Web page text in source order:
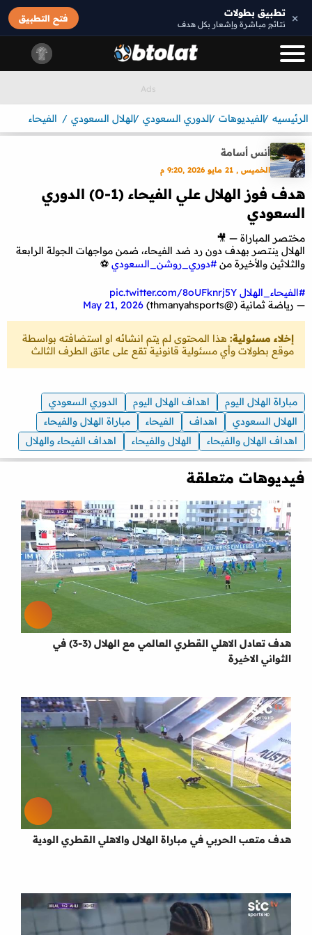
× تطبيق بطولات
نتائج مباشرة وإشعار بكل هدف
فتح التطبيق
الرئيسيه الفيديوهات الدوري السعودي الهلال السعودي الفيحاء
أنس أسامة
الخميس , 21 مايو 2026 ,9:20 م
هدف فوز الهلال علي الفيحاء (1-0) الدوري
السعودي
مختصر المباراة — 🎥
الهلال ينتصر بهدف دون رد ضد الفيحاء، ضمن مواجهات الجولة الرابعة
والثلاثين والأخيرة من #دوري_روشن_السعودي ⚽️
#الفيحاء_الهلال pic.twitter.com/8oUFknrj5Y
— رياضة ثمانية (@thmanyahsports)
May 21, 2026
إخلاء مسئولية: هذا المحتوى لم يتم انشائه او استضافته بواسطة
موقع بطولات وأي مسئولية قانونية تقع على عاتق الطرف الثالث
مباراة الهلال اليوم اهداف الهلال اليوم
الدوري السعودي
الهلال السعودي
اهداف الفيحاء
مباراة الهلال والفيحاء
اهداف الهلال والفيحاء
الهلال والفيحاء اهداف الفيحاء والهلال
فيديوهات متعلقة
هدف تعادل الاهلي القطري العالمي مع الهلال (3-3) في
الثواني الاخيرة
هدف متعب الحربي في مباراة الهلال والاهلي القطري الودية